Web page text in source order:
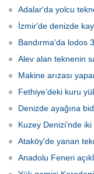
Adalar'da yolcu
İzmir'de denizde
Bandırma'da lodos
Alev alan teknenin
Makine arızası
Fethiye’deki kuru
Denizde ayağına
Kuzey Denizi’nde
Ataköy'de yanan
Anadolu Feneri